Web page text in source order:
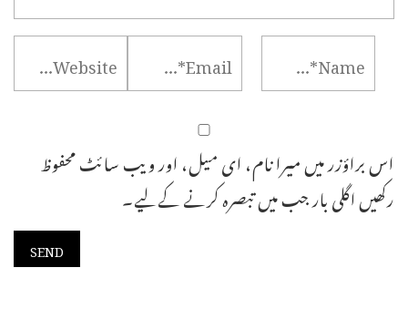
اس براؤزر میں میرا نام، ای میل، اور ویب سائٹ محفوظ
رکھیں اگلی بار جب میں تبصرہ کرنے کےلیے۔